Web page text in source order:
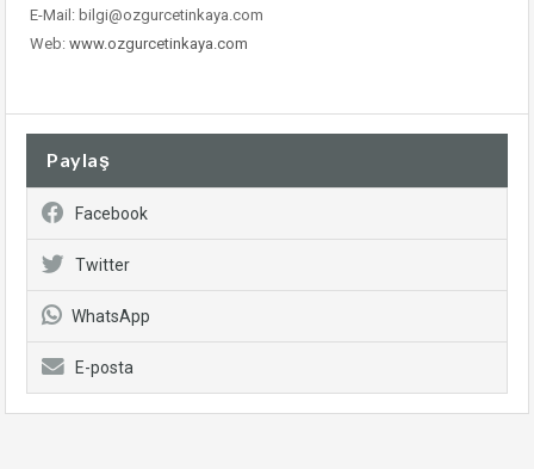
E-Mail: bilgi@ozgurcetinkaya.com
Web: www.ozgurcetinkaya.com
Paylaş
Facebook
Twitter
WhatsApp
E-posta